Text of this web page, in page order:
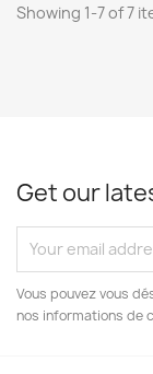
Showing 1-7 of 7
Get our
Vous pouvez vous
nos informations de